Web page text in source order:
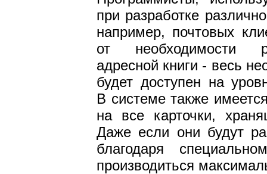
при разработке
например, почтовых
от необходимости
адресной книги - весь
будет доступен на
В системе также
на все карточки,
Даже если они будут
благодаря
производиться